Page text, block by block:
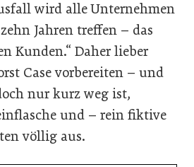
wird alle Unternehmen
Jahren treffen – das
Kunden.“ Daher lieber
Case vorbereiten – und
nur kurz weg ist,
und – rein fiktive
völlig aus.